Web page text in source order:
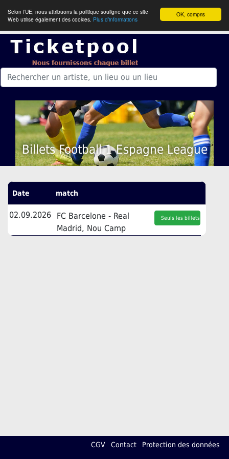
OK, compris
Selon l’UE, nous attribuons la politique souligne que ce site
Web utilise également des cookies. Plus d’informations
Billets Football 1 Espagne League
Date match
02.09.2026
FC Barcelone - Real
Madrid, Nou Camp
Seuls les billets
CGV Contact Protection des données